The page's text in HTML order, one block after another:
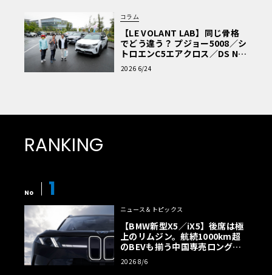
コラム
【LE VOLANT LAB】同じ骨格
でどう違う？ プジョー5008／シ
トロエンC5エアクロス／DS Nº4
読者一気乗りレポート
2026 6/24
RANKING
No 1
ニュース＆トピックス
【BMW新型X5／iX5】後席は極
上のリムジン。航続1000km超
のBEVも揃う中国専売ロング仕
様の全貌
2026 8/6